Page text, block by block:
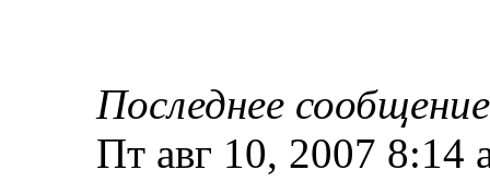
Последнее
Пт авг 10, 2007 8:14